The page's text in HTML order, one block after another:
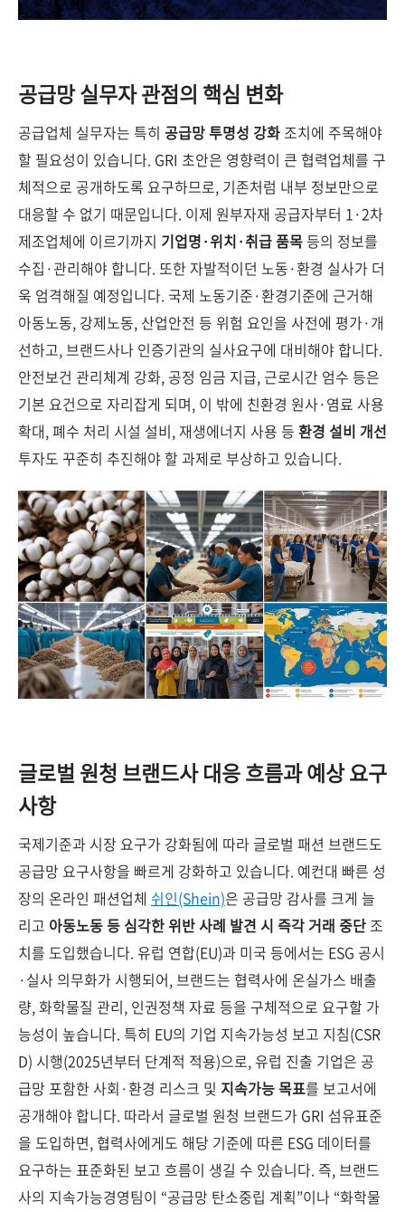
공급망 실무자 관점의 핵심 변화
공급업체 실무자는 특히 공급망 투명성 강화 조치에 주목해야
할 필요성이 있습니다. GRI 초안은 영향력이 큰 협력업체를 구
체적으로 공개하도록 요구하므로, 기존처럼 내부 정보만으로
대응할 수 없기 때문입니다. 이제 원부자재 공급자부터 1·2차
제조업체에 이르기까지 기업명·위치·취급 품목등의 정보를
수집·관리해야 합니다. 또한 자발적이던 노동·환경 실사가 더
욱 엄격해질 예정입니다. 국제 노동기준·환경기준에 근거해
아동노동, 강제노동, 산업안전 등 위험 요인을 사전에 평가·개
선하고, 브랜드사나 인증기관의 실사요구에 대비해야 합니다.
안전보건 관리체계 강화, 공정 임금 지급, 근로시간 엄수 등은
기본 요건으로 자리잡게 되며, 이 밖에 친환경 원사·염료 사용
확대, 폐수 처리 시설 설비, 재생에너지 사용 등 환경 설비 개선
투자도 꾸준히 추진해야 할 과제로 부상하고 있습니다.
글로벌 원청 브랜드사 대응 흐름과 예상 요구
사항
국제기준과 시장 요구가 강화됨에 따라 글로벌 패션 브랜드도
공급망 요구사항을 빠르게 강화하고 있습니다. 예컨대 빠른 성
장의 온라인 패션업체 쉬인(Shein)은 공급망 감사를 크게 늘
리고 아동노동 등 심각한 위반 사례 발견 시 즉각 거래 중단 조
치를 도입했습니다. 유럽 연합(EU)과 미국 등에서는 ESG 공시
·실사 의무화가 시행되어, 브랜드는 협력사에 온실가스 배출
량, 화학물질 관리, 인권정책 자료 등을 구체적으로 요구할 가
능성이 높습니다. 특히 EU의 기업 지속가능성 보고 지침(CSR
D) 시행(2025년부터 단계적 적용)으로, 유럽 진출 기업은 공
급망 포함한 사회·환경 리스크 및 지속가능 목표를 보고서에
공개해야 합니다. 따라서 글로벌 원청 브랜드가 GRI 섬유표준
을 도입하면, 협력사에게도 해당 기준에 따른 ESG 데이터를
요구하는 표준화된 보고 흐름이 생길 수 있습니다. 즉, 브랜드
사의 지속가능경영팀이 “공급망 탄소중립 계획”이나 “화학물